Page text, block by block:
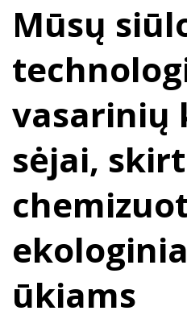
Mūsų
vasarinių
sėjai,
ūkiams